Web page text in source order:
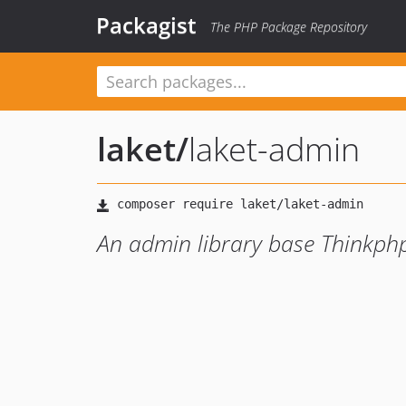
Packagist The PHP Package Repository
laket/laket-admin
An admin library base